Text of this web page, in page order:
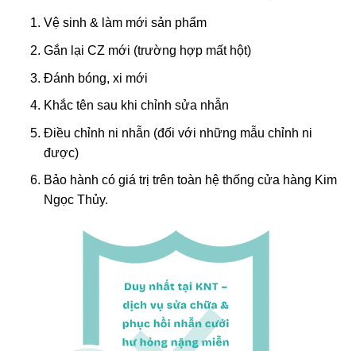
Vệ sinh & làm mới sản phẩm
Gắn lại CZ mới (trường hợp mất hột)
Đánh bóng, xi mới
Khắc tên sau khi chỉnh sửa nhẫn
Điều chỉnh ni nhẫn (đối với những mẫu chỉnh ni
được)
Bảo hành có giá trị trên toàn hệ thống cửa hàng Kim
Ngọc Thủy.